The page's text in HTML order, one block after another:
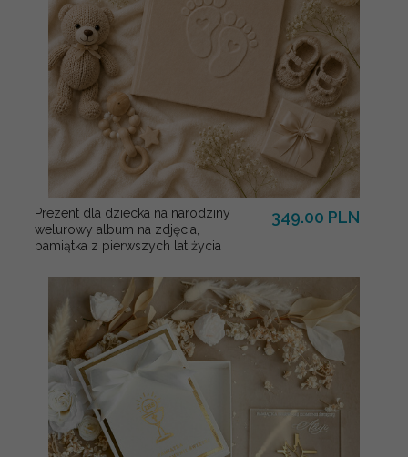
Prezent dla dziecka na narodziny
welurowy album na zdjęcia,
pamiątka z pierwszych lat życia
349.00 PLN